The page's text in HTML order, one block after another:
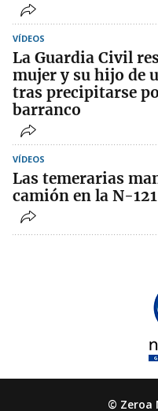
VÍDEOS
La Guardia Civil
mujer y su hijo de
tras precipitarse
barranco
VÍDEOS
Las temerarias
camión en la N-
© Zeroa